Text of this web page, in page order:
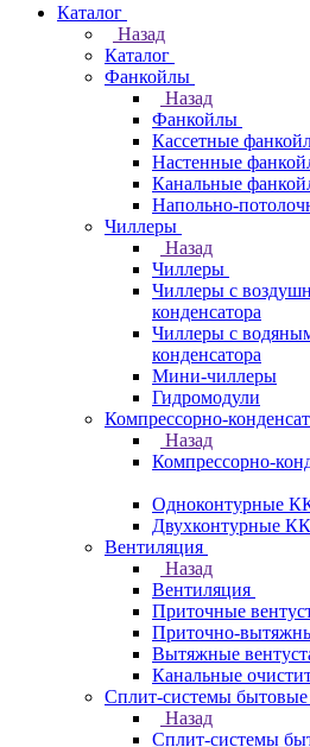
Каталог
Назад
Каталог
Фанкойлы
Назад
Фанкойлы
Кассетные
Настенные
Канальные
Напольно-
Чиллеры
Назад
Чиллеры
Чиллеры с
конденсатора
Чиллеры с
конденсатора
Мини-чиллеры
Гидромодули
Компрессорно-
Назад
Компрессорно-
Одноконтурные
Двухконтурные
Вентиляция
Назад
Вентиляция
Приточные
Приточно-
Вытяжные
Канальные
Сплит-системы бытовые
Назад
Сплит-системы